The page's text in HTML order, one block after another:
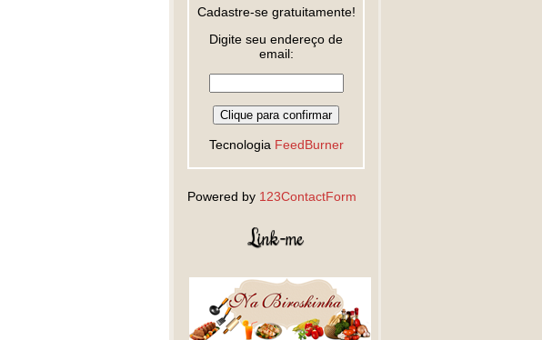
Cadastre-se gratuitamente!
Digite seu endereço de
email:
Tecnologia FeedBurner
Powered by 123ContactForm
Link-me